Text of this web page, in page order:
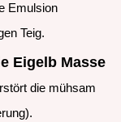
Emulsion
Teig.
Eigelb Masse
die mühsam